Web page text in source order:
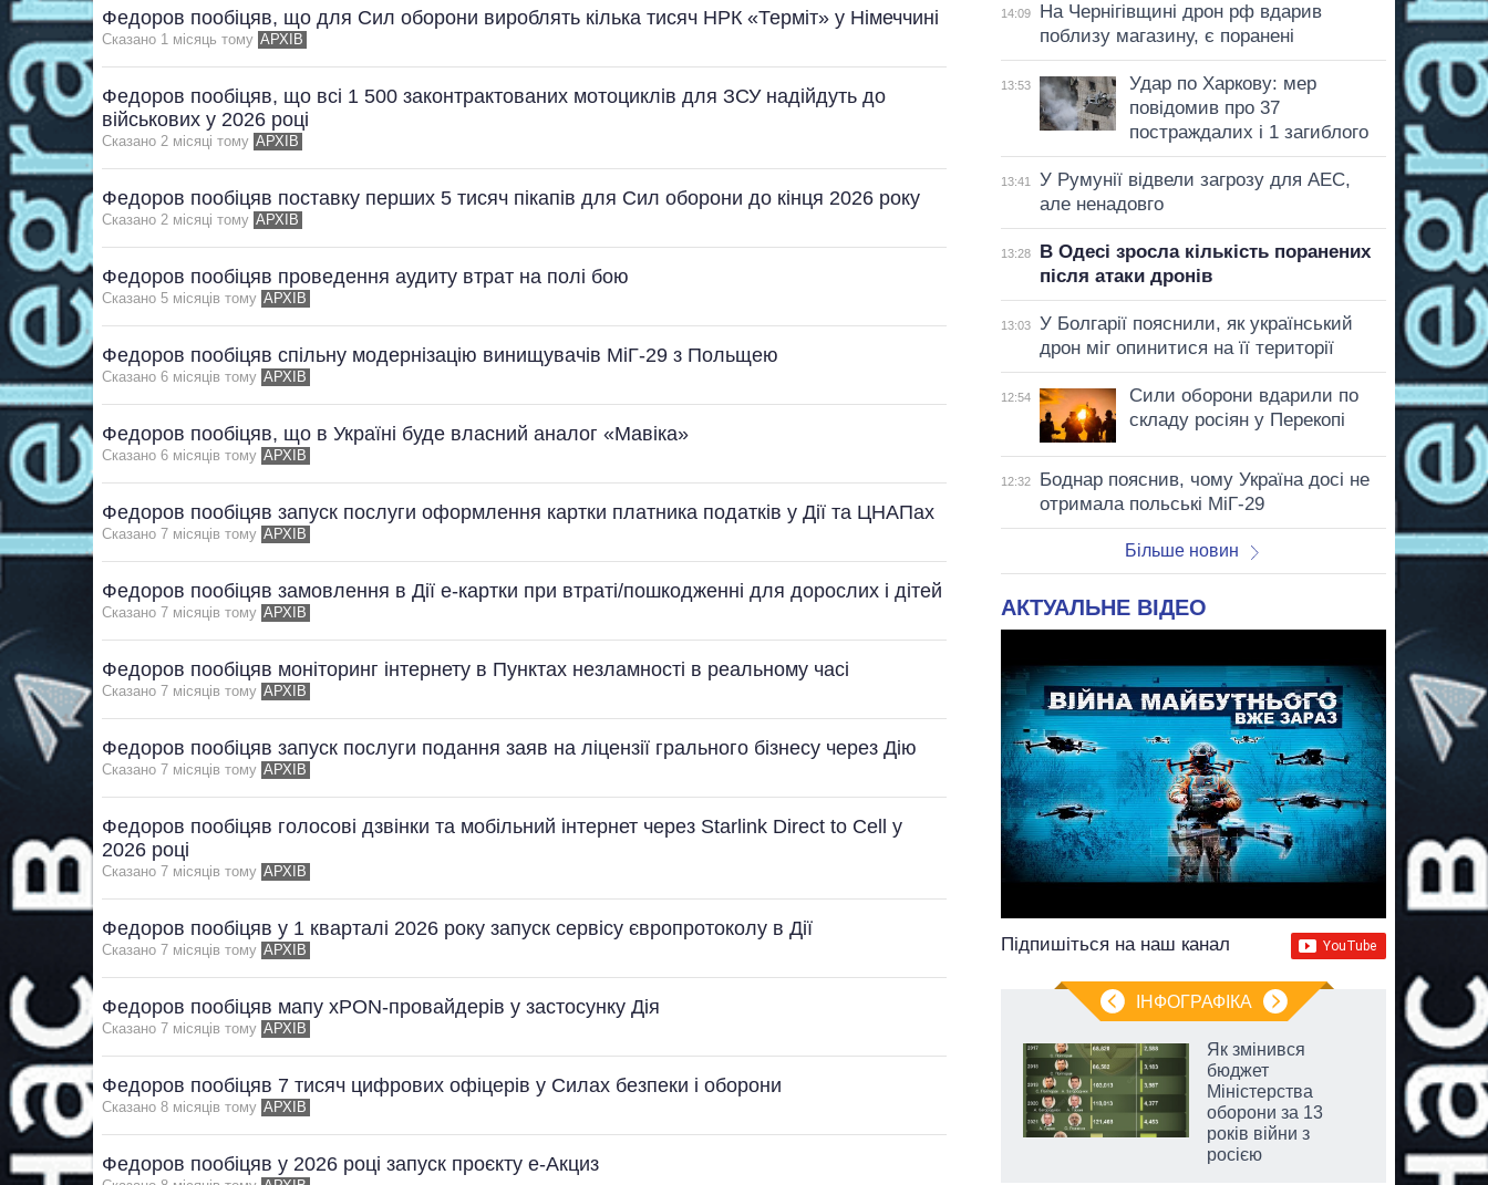
Федоров пообіцяв, що для Сил оборони вироблять кілька тисяч НРК «Терміт» у Німеччині
Сказано 1 мiсяць тому АРХІВ
Федоров пообіцяв, що всі 1 500 законтрактованих мотоциклів для ЗСУ надійдуть до
військових у 2026 році
Сказано 2 мiсяцi тому АРХІВ
Федоров пообіцяв поставку перших 5 тисяч пікапів для Сил оборони до кінця 2026 року
Сказано 2 мiсяцi тому АРХІВ
Федоров пообіцяв проведення аудиту втрат на полі бою
Сказано 5 мiсяцiв тому АРХІВ
Федоров пообіцяв спільну модернізацію винищувачів МіГ-29 з Польщею
Сказано 6 мiсяцiв тому АРХІВ
Федоров пообіцяв, що в Україні буде власний аналог «Мавіка»
Сказано 6 мiсяцiв тому АРХІВ
Федоров пообіцяв запуск послуги оформлення картки платника податків у Дії та ЦНАПах
Сказано 7 мiсяцiв тому АРХІВ
Федоров пообіцяв замовлення в Дії е-картки при втраті/пошкодженні для дорослих і дітей
Сказано 7 мiсяцiв тому АРХІВ
Федоров пообіцяв моніторинг інтернету в Пунктах незламності в реальному часі
Сказано 7 мiсяцiв тому АРХІВ
Федоров пообіцяв запуск послуги подання заяв на ліцензії грального бізнесу через Дію
Сказано 7 мiсяцiв тому АРХІВ
Федоров пообіцяв голосові дзвінки та мобільний інтернет через Starlink Direct to Cell у
2026 році
Сказано 7 мiсяцiв тому АРХІВ
Федоров пообіцяв у 1 кварталі 2026 року запуск сервісу європротоколу в Дії
Сказано 7 мiсяцiв тому АРХІВ
Федоров пообіцяв мапу xPON-провайдерів у застосунку Дія
Сказано 7 мiсяцiв тому АРХІВ
Федоров пообіцяв 7 тисяч цифрових офіцерів у Силах безпеки і оборони
Сказано 8 мiсяцiв тому АРХІВ
Федоров пообіцяв у 2026 році запуск проєкту е-Акциз
14:09
На Чернігівщині дрон рф вдарив
поблизу магазину, є поранені
13:53
Удар по Харкову: мер
повідомив про 37
постраждалих і 1 загиблого
13:41
У Румунії відвели загрозу для АЕС,
але ненадовго
13:28
В Одесі зросла кількість поранених
після атаки дронів
13:03
У Болгарії пояснили, як український
дрон міг опинитися на її території
12:54
Сили оборони вдарили по
складу росіян у Перекопі
12:32
Боднар пояснив, чому Україна досі не
отримала польські МіГ-29
Більше новин
АКТУАЛЬНЕ ВІДЕО
Підпишіться на наш канал
ІНФОГРАФІКА
СЗР
Як змінився
бюджет
Міністерства
оборони за 13
років війни з
росією